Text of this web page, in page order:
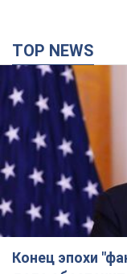
TOP NEWS
Конец эпохи